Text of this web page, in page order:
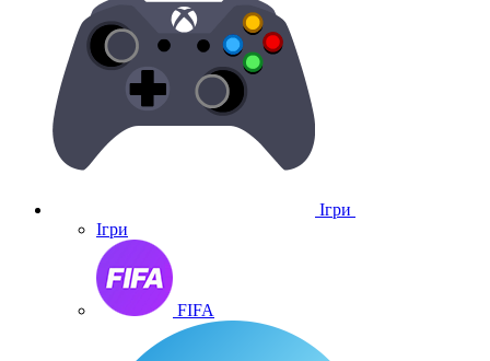
Ігри
Ігри
FIFA